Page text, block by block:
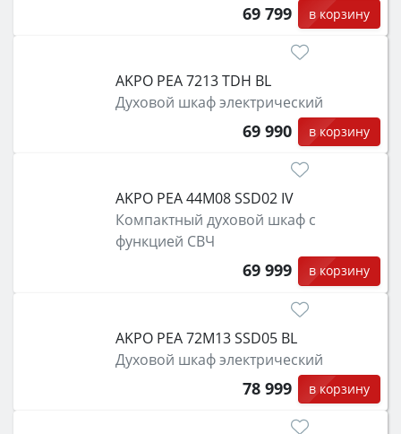
69 799 в корзину
AKPO PEA 7213 TDH BL
Духовой шкаф электрический
69 990 в корзину
AKPO PEA 44M08 SSD02 IV
Компактный духовой шкаф с
функцией СВЧ
69 999 в корзину
AKPO PEA 72M13 SSD05 BL
Духовой шкаф электрический
78 999 в корзину